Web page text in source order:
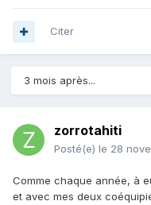
Citer
3 mois après...
zorrotahiti
Posté(e) le 28
Comme chaque année, à
et avec mes deux